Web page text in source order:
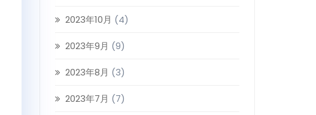
2023年10月 (4)
2023年9月 (9)
2023年8月 (3)
2023年7月 (7)